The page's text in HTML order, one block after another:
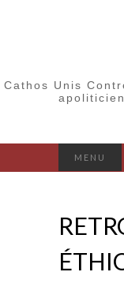
Cathos Unis
MENU